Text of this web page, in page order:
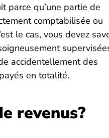
parce qu’une partie de
comptabilisée ou
le cas, vous devez
accidentellement des
en totalité.
revenus?